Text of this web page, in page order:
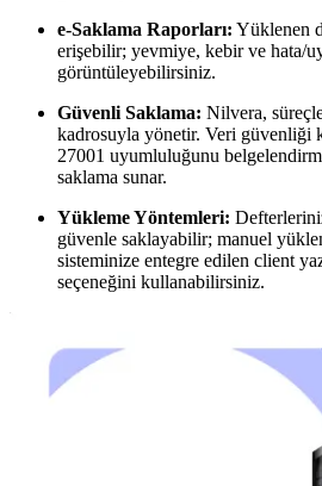
e-Saklama Raporları: Yüklenen
erişebilir; yevmiye, kebir ve hata/
görüntüleyebilirsiniz.
Güvenli Saklama: Nilvera,
kadrosuyla yönetir. Veri güvenliği
27001 uyumluluğunu
saklama sunar.
Yükleme Yöntemleri:
güvenle saklayabilir; manuel
sisteminize entegre edilen client
seçeneğini kullanabilirsiniz.